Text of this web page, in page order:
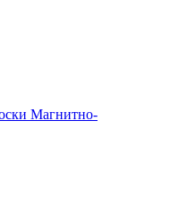
Магнитно-